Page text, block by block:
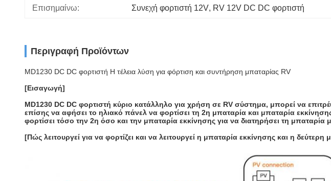
Επισημαίνω: Συνεχή φορτιστή 12V, RV 12V DC DC φορτιστή
Περιγραφή Προϊόντων
MD1230 DC DC φορτιστή Η τέλεια λύση για φόρτιση και συντήρηση μπαταρίας RV
[Εισαγωγή]
MD1230 DC DC φορτιστή κύριο κατάλληλο για χρήση σε RV σύστημα, μπορεί να
επίσης να αφήσει το ηλιακό πάνελ να φορτίσει τη 2η μπαταρία και μπαταρία
φορτίσει τόσο την 2η όσο και την μπαταρία εκκίνησης για να διατηρήσει τη μπαταρία
[Πώς λειτουργεί για να φορτίζει και να λειτουργεί η μπαταρία εκκίνησης και η